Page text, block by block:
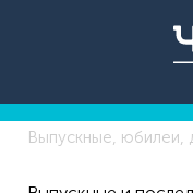
Акция
на
Выпускные, юбилеи,